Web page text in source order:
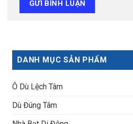
DANH MỤC SẢN PHẨM
Ô Dù Lệch Tâm
Dù Đúng Tâm